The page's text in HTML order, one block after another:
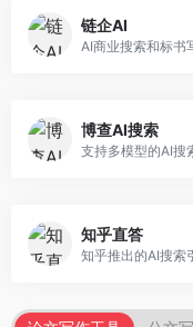
链企AI
博查AI搜索
知乎直答